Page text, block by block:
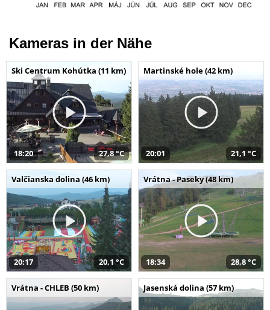
Kameras in der Nähe
Ski Centrum Kohútka (11 km)
18:20 27,8 °C
Martinské hole (42 km)
20:01 21,1 °C
Valčianska dolina (46 km)
20:17 20,1 °C
Vrátna - Paseky (48 km)
18:34 28,8 °C
Vrátna - CHLEB (50 km) Jasenská dolina (57 km)